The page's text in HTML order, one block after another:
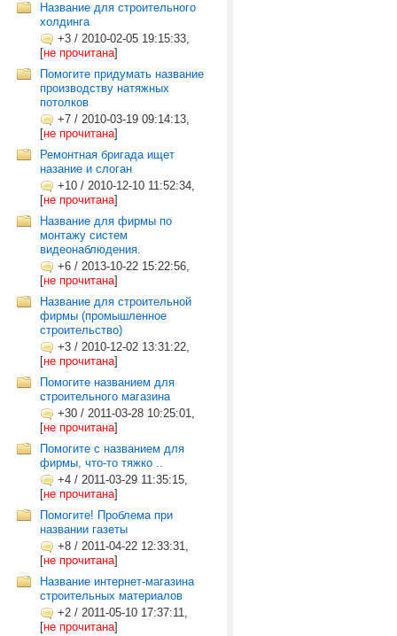
Название для строительного
холдинга
+3 / 2010-02-05 19:15:33,
[не прочитана]
Помогите придумать название
производству натяжных
потолков
+7 / 2010-03-19 09:14:13,
[не прочитана]
Ремонтная бригада ищет
назание и слоган
+10 / 2010-12-10 11:52:34,
[не прочитана]
Название для фирмы по
монтажу систем
видеонаблюдения.
+6 / 2013-10-22 15:22:56,
[не прочитана]
Название для строительной
фирмы (промышленное
строительство)
+3 / 2010-12-02 13:31:22,
[не прочитана]
Помогите названием для
строительного магазина
+30 / 2011-03-28 10:25:01,
[не прочитана]
Помогите с названием для
фирмы, что-то тяжко ..
+4 / 2011-03-29 11:35:15,
[не прочитана]
Помогите! Проблема при
названии газеты
+8 / 2011-04-22 12:33:31,
[не прочитана]
Название интернет-магазина
строительных материалов
+2 / 2011-05-10 17:37:11,
[не прочитана]